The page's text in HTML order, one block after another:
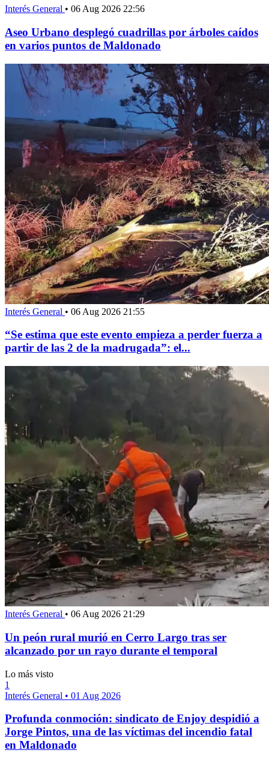
Interés General • 06 Aug 2026 22:56
Aseo Urbano desplegó cuadrillas por árboles caídos
en varios puntos de Maldonado
Interés General • 06 Aug 2026 21:55
“Se estima que este evento empieza a perder fuerza a
partir de las 2 de la madrugada”: el...
Interés General • 06 Aug 2026 21:29
Un peón rural murió en Cerro Largo tras ser
alcanzado por un rayo durante el temporal
Lo más visto
1
Interés General • 01 Aug 2026
Profunda conmoción: sindicato de Enjoy despidió a
Jorge Pintos, una de las víctimas del incendio fatal
en Maldonado